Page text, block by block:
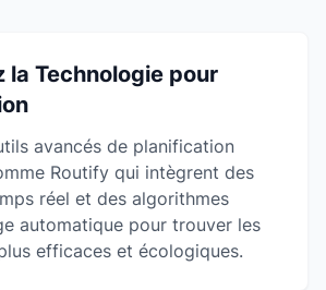
la Technologie pour
avancés de planification
Routify qui intègrent des
réel et des algorithmes
automatique pour trouver les
efficaces et écologiques.